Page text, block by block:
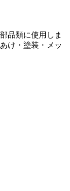
品類に使用しま
け・塗装・メッ